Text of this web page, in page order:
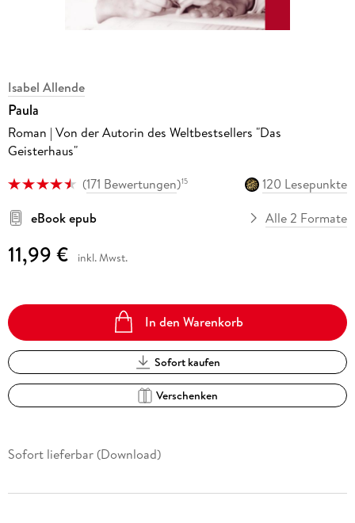
Isabel Allende
Paula
Roman | Von der Autorin des Weltbestsellers "Das
Geisterhaus"
(171 Bewertungen)15
120 Lesepunkte
eBook epub
Alle 2 Formate
11,99 € inkl. Mwst.
In den Warenkorb
Sofort kaufen
Verschenken
Sofort lieferbar (Download)